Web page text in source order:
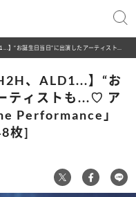
ィストも...♡ アジアの“本物”が集った「The Performance」最終日をレポート！[画像48枚]
、ALD1...】“お
ティストも...♡ ア
Performance」
枚]